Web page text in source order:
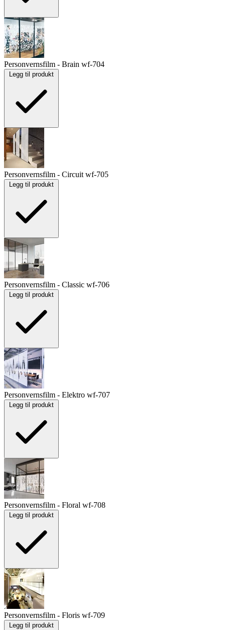
Personvernsfilm - Brain wf-704
Legg til produkt
Personvernsfilm - Circuit wf-705
Legg til produkt
Personvernsfilm - Classic wf-706
Legg til produkt
Personvernsfilm - Elektro wf-707
Legg til produkt
Personvernsfilm - Floral wf-708
Legg til produkt
Personvernsfilm - Floris wf-709
Legg til produkt